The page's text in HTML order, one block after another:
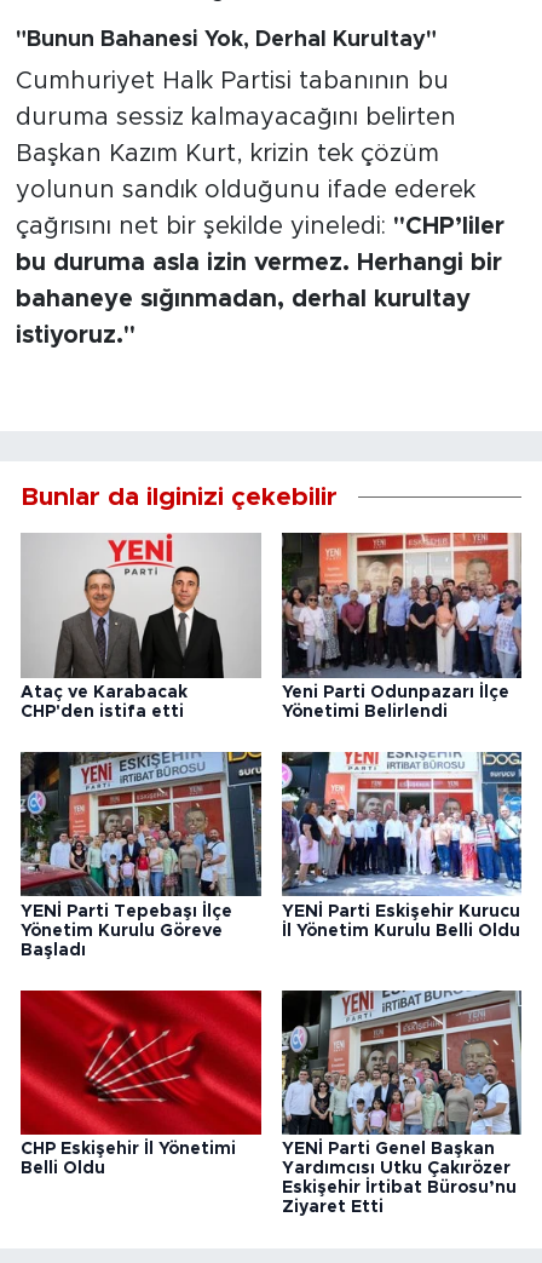
"Bunun Bahanesi Yok, Derhal Kurultay"
Cumhuriyet Halk Partisi tabanının bu
duruma sessiz kalmayacağını belirten
Başkan Kazım Kurt, krizin tek çözüm
yolunun sandık olduğunu ifade ederek
çağrısını net bir şekilde yineledi: "CHP’liler
bu duruma asla izin vermez. Herhangi bir
bahaneye sığınmadan, derhal kurultay
istiyoruz."
Bunlar da ilginizi çekebilir
Ataç ve Karabacak
CHP'den istifa etti
Yeni Parti Odunpazarı İlçe
Yönetimi Belirlendi
YENİ Parti Tepebaşı İlçe
Yönetim Kurulu Göreve
Başladı
YENİ Parti Eskişehir Kurucu
İl Yönetim Kurulu Belli Oldu
CHP Eskişehir İl Yönetimi
Belli Oldu
YENİ Parti Genel Başkan
Yardımcısı Utku Çakırözer
Eskişehir İrtibat Bürosu’nu
Ziyaret Etti